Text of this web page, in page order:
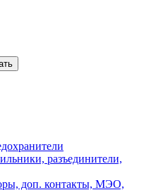
разъединители,
доп. контакты, МЭО,